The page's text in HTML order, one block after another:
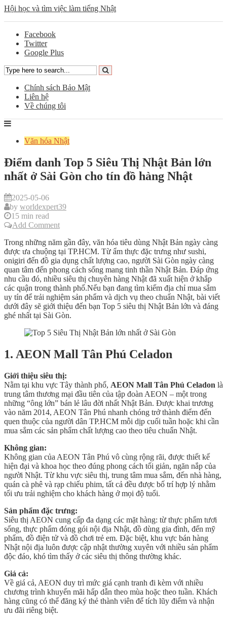
Hội học và tìm việc làm tiếng Nhật
Facebook
Twitter
Google Plus
Chính sách Bảo Mật
Liên hệ
Về chúng tôi
Văn hóa Nhật
Điểm danh Top 5 Siêu Thị Nhật Bản lớn
nhất ở Sài Gòn cho tín đồ hàng Nhật
2025-05-06
by worldexpert39
15 min read
Add Comment
Trong những năm gần đây, văn hóa tiêu dùng Nhật Bản ngày càng
được ưa chuộng tại TP.HCM. Từ ẩm thực đặc trưng như sushi,
onigiri đến đồ gia dụng chất lượng cao, người Sài Gòn ngày càng
quan tâm đến phong cách sống mang tinh thần Nhật Bản. Đáp ứng
nhu cầu đó, nhiều siêu thị chuyên hàng Nhật đã xuất hiện ở khắp
các quận trong thành phố.Nếu bạn đang tìm kiếm địa chỉ mua sắm
uy tín để trải nghiệm sản phẩm và dịch vụ theo chuẩn Nhật, bài viết
dưới đây sẽ giới thiệu đến bạn Top 5 siêu thị Nhật Bản lớn và đáng
ghé nhất tại Sài Gòn.
1. AEON Mall Tân Phú Celadon
Giới thiệu siêu thị:
Nằm tại khu vực Tây thành phố, AEON Mall Tân Phú Celadon là
trung tâm thương mại đầu tiên của tập đoàn AEON – một trong
những “ông lớn” bán lẻ lâu đời nhất Nhật Bản. Được khai trương
vào năm 2014, AEON Tân Phú nhanh chóng trở thành điểm đến
quen thuộc của người dân TP.HCM mỗi dịp cuối tuần hoặc khi cần
mua sắm các sản phẩm chất lượng cao theo tiêu chuẩn Nhật.
Không gian:
Không gian của AEON Tân Phú vô cùng rộng rãi, được thiết kế
hiện đại và khoa học theo đúng phong cách tối giản, ngăn nắp của
người Nhật. Từ khu vực siêu thị, trung tâm mua sắm, đến nhà hàng,
quán cà phê và rạp chiếu phim, tất cả đều được bố trí hợp lý nhằm
tối ưu trải nghiệm cho khách hàng ở mọi độ tuổi.
Sản phẩm đặc trưng:
Siêu thị AEON cung cấp đa dạng các mặt hàng: từ thực phẩm tươi
sống, thực phẩm đóng gói nội địa Nhật, đồ dùng gia đình, đến mỹ
phẩm, đồ điện tử và đồ chơi trẻ em. Đặc biệt, khu vực bán hàng
Nhật nội địa luôn được cập nhật thường xuyên với nhiều sản phẩm
độc đáo, khó tìm thấy ở các siêu thị thông thường khác.
Giá cả:
Về giá cả, AEON duy trì mức giá cạnh tranh đi kèm với nhiều
chương trình khuyến mãi hấp dẫn theo mùa hoặc theo tuần. Khách
hàng cũng có thể đăng ký thẻ thành viên để tích lũy điểm và nhận
ưu đãi riêng biệt.